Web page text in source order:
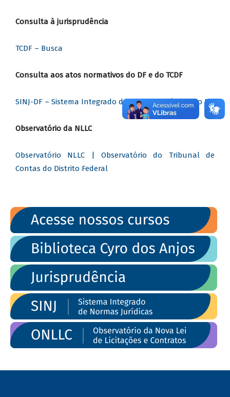
Consulta à jurisprudência
TCDF – Busca
Consulta aos atos normativos do DF e do TCDF
SINJ-DF – Sistema Integrado de Normas Jurídicas do DF
Observatório da NLLC
Observatório NLLC | Observatório do Tribunal de
Contas do Distrito Federal